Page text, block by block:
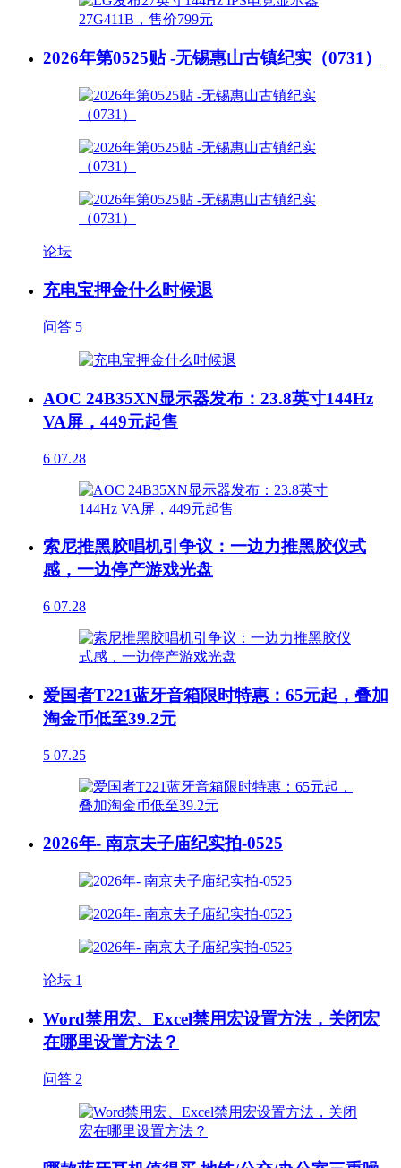
2026年第0525贴 -无锡惠山古镇纪实（0731）
论坛
充电宝押金什么时候退
问答 5
AOC 24B35XN显示器发布：23.8英寸144Hz
VA屏，449元起售
6 07.28
索尼推黑胶唱机引争议：一边力推黑胶仪式
感，一边停产游戏光盘
6 07.28
爱国者T221蓝牙音箱限时特惠：65元起，叠加
淘金币低至39.2元
5 07.25
2026年- 南京夫子庙纪实拍-0525
论坛 1
Word禁用宏、Excel禁用宏设置方法，关闭宏
在哪里设置方法？
问答 2